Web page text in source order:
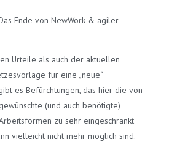
Ende von NewWork & agiler
Urteile als auch der aktuellen
für eine „neue“
es Befürchtungen, das hier die von
(und auch benötigte)
zu sehr eingeschränkt
vielleicht nicht mehr möglich sind.